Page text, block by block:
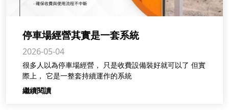
停車場經營其實是一套系統
2026-05-04
很多人以為停車場經營， 只是收費設備裝好就可以了 但實
際上， 它是一整套持續運作的系統
繼續閱讀